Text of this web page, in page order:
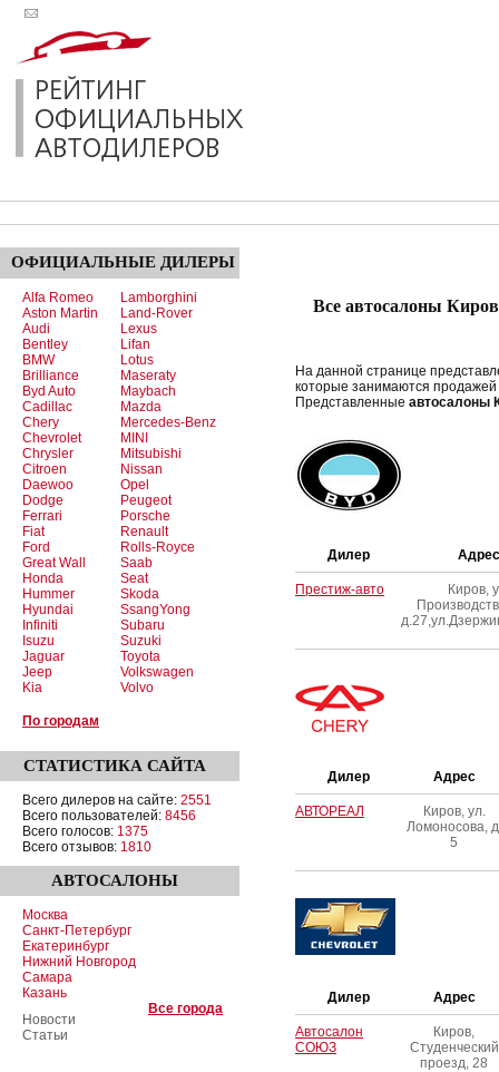
ОФИЦИАЛЬНЫЕ ДИЛЕРЫ
Alfa Romeo
Aston Martin
Audi
Bentley
BMW
Brilliance
Byd Auto
Cadillac
Chery
Chevrolet
Chrysler
Citroen
Daewoo
Dodge
Ferrari
Fiat
Ford
Great Wall
Honda
Hummer
Hyundai
Infiniti
Isuzu
Jaguar
Jeep
Kia
Lamborghini
Land-Rover
Lexus
Lifan
Lotus
Maseraty
Maybach
Mazda
Mercedes-Benz
MINI
Mitsubishi
Nissan
Opel
Peugeot
Porsche
Renault
Rolls-Royce
Saab
Seat
Skoda
SsangYong
Subaru
Suzuki
Toyota
Volkswagen
Volvo
По городам
СТАТИСТИКА САЙТА
Всего дилеров на сайте: 2551
Всего пользователей: 8456
Всего голосов: 1375
Всего отзывов: 1810
АВТОСАЛОНЫ
Москва
Санкт-Петербург
Екатеринбург
Нижний Новгород
Самара
Казань
Все города
Новости
Статьи
Все автосалоны
На данной странице
которые занимаются
Представленные автосалоны
Дилер Адрес
Престиж-авто
Киров,
Дилер Адрес
АВТОРЕАЛ
Киров, ул.
Ломоносова,
5
Дилер Адрес
Автосалон
СОЮЗ
Киров,
Студенческий
проезд, 28